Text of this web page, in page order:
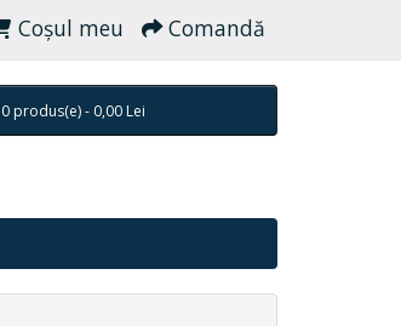
Coşul meu Comandă
0 produs(e) - 0,00 Lei